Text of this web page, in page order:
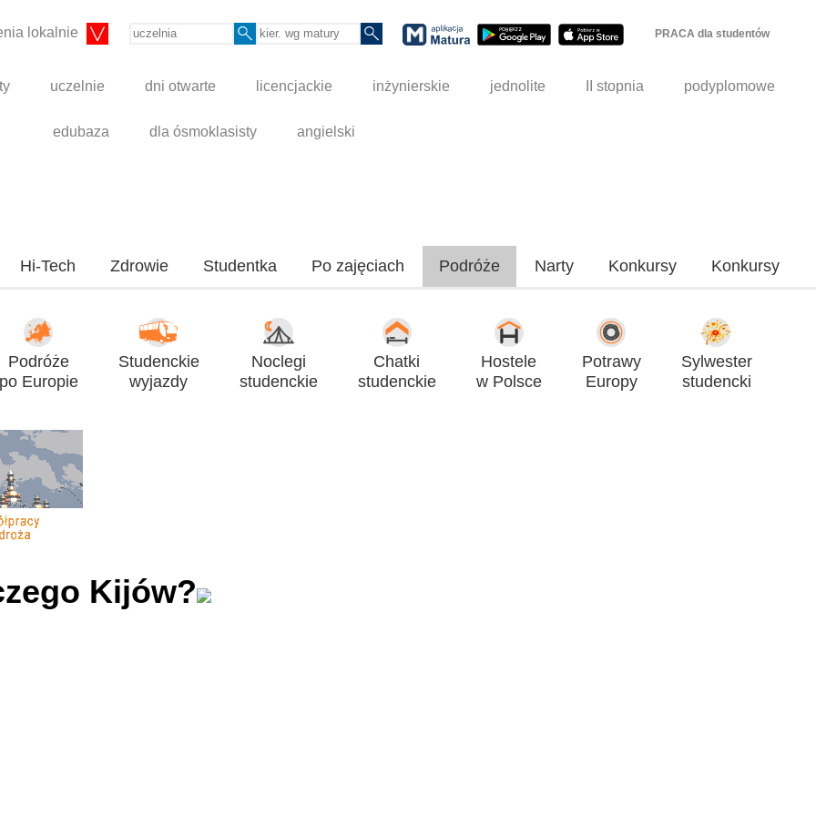
lokalnie PRACA dla studentów
uczelnie dni otwarte licencjackie inżynierskie jednolite II stopnia podyplomowe
edubaza dla ósmoklasisty angielski
Hi-Tech Zdrowie Studentka Po zajęciach Podróże Narty Konkursy Konkursy
Podróże
Europie
Studenckie
wyjazdy
Noclegi
studenckie
Chatki
studenckie
Hostele
w Polsce
Potrawy
Europy
Sylwester
studencki
Kijów?